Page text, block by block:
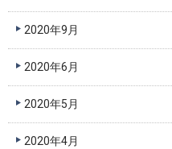
2020年9月
2020年6月
2020年5月
2020年4月